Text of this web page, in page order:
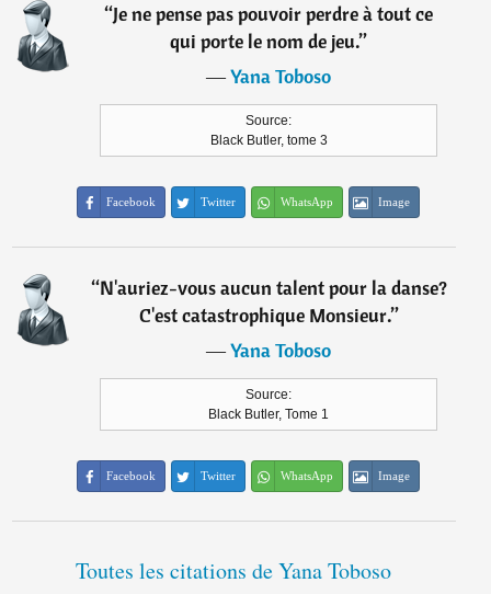
“Je ne pense pas pouvoir perdre à tout ce
qui porte le nom de jeu.”
―Yana Toboso
Source:
Black Butler, tome 3
Facebook Twitter WhatsApp Image
“N'auriez-vous aucun talent pour la danse?
C'est catastrophique Monsieur.”
―Yana Toboso
Source:
Black Butler, Tome 1
Facebook Twitter WhatsApp Image
Toutes les citations de Yana Toboso